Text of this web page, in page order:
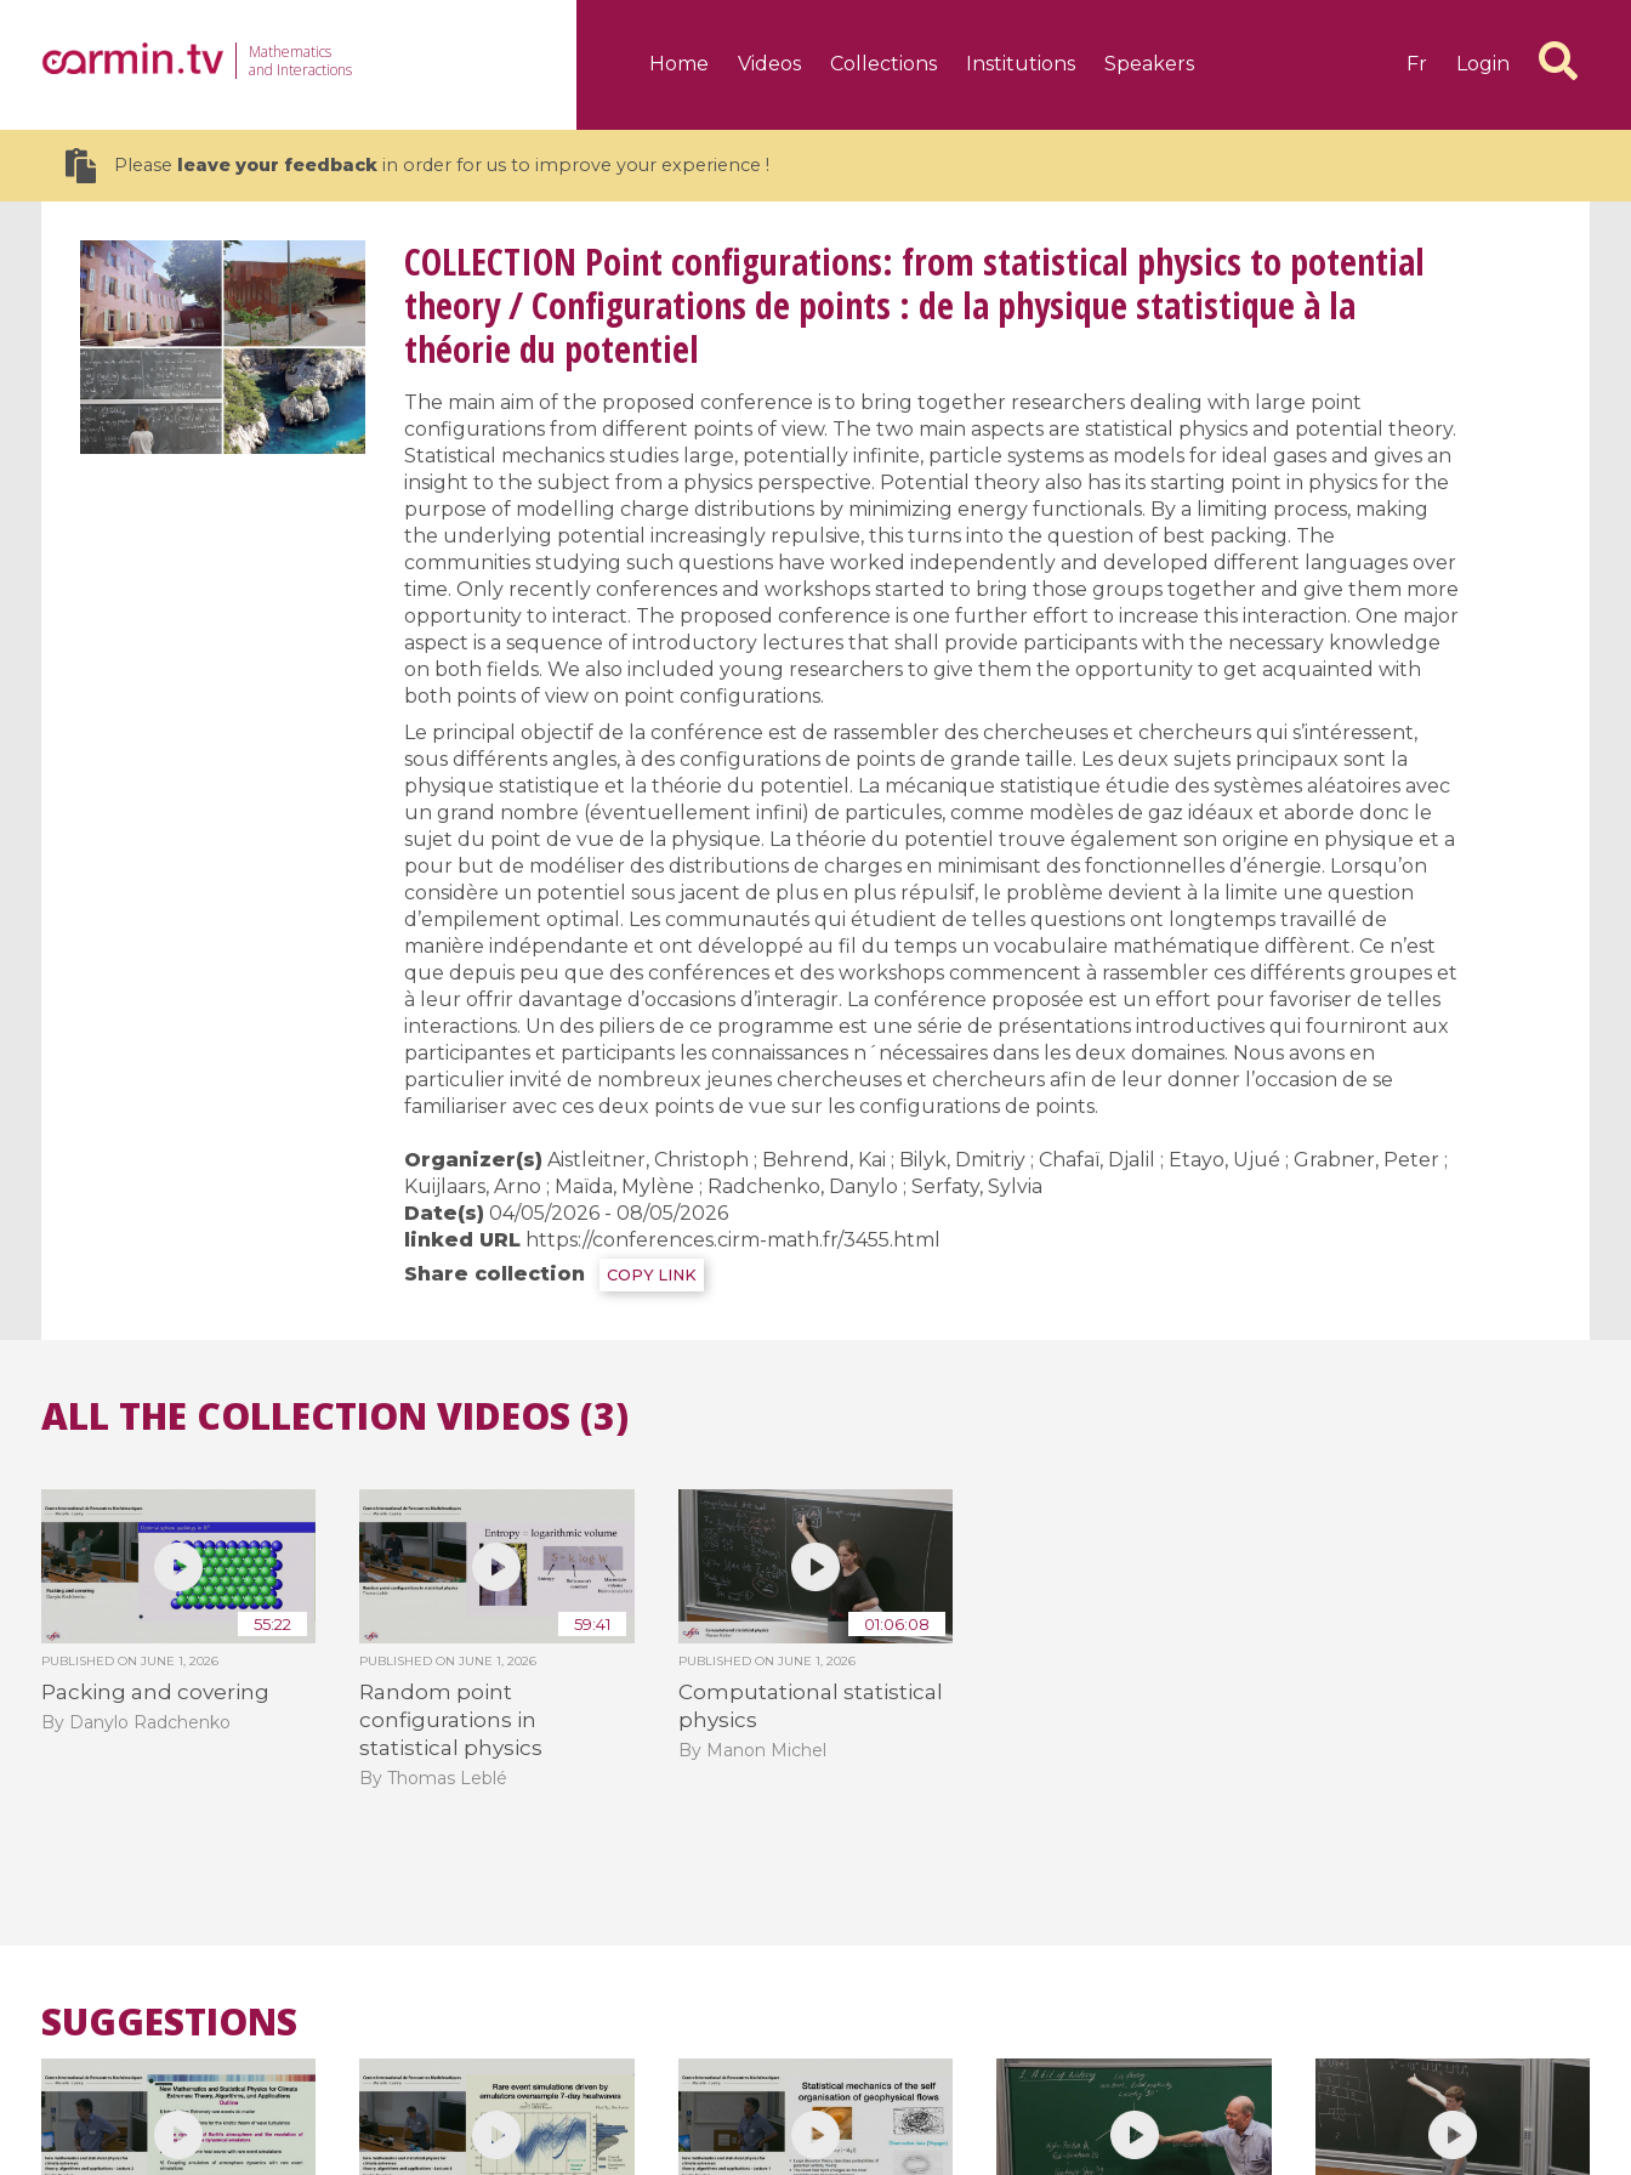
Mathematics
and Interactions
Home Videos Collections Institutions Speakers Fr Login
Please leave your feedbackin order for us to improve your experience !
19 videos
CEMRACS 2026 : Modeling and AI
for Environmental Transition /
Centre d'Eté Mathématique de
Coulomb branches and affine
quantum groups / Branches de
Coulomb et groupes quantiques
affines
Algebraic geometry and complex
geometry / Géométrie algébrique
et géométrie complexe
CIMPA-CIRM Fellowships «
Research in Residence »
Introduction to Dissipative
Dynamical Systems in Infinite
Dimensions and Their
Applications
All the collections
All the institutions
COLLECTION Point configurations: from statistical physics to potential
theory / Configurations de points : de la physique statistique à la
théorie du potentiel
The main aim of the proposed conference is to bring together researchers dealing with large point
configurations from different points of view. The two main aspects are statistical physics and potential theory.
Statistical mechanics studies large, potentially infinite, particle systems as models for ideal gases and gives an
insight to the subject from a physics perspective. Potential theory also has its starting point in physics for the
purpose of modelling charge distributions by minimizing energy functionals. By a limiting process, making
the underlying potential increasingly repulsive, this turns into the question of best packing. The
communities studying such questions have worked independently and developed different languages over
time. Only recently conferences and workshops started to bring those groups together and give them more
opportunity to interact. The proposed conference is one further effort to increase this interaction. One major
aspect is a sequence of introductory lectures that shall provide participants with the necessary knowledge
on both fields. We also included young researchers to give them the opportunity to get acquainted with
both points of view on point configurations.
Le principal objectif de la conférence est de rassembler des chercheuses et chercheurs qui s’intéressent,
sous différents angles, à des configurations de points de grande taille. Les deux sujets principaux sont la
physique statistique et la théorie du potentiel. La mécanique statistique étudie des systèmes aléatoires avec
un grand nombre (éventuellement infini) de particules, comme modèles de gaz idéaux et aborde donc le
sujet du point de vue de la physique. La théorie du potentiel trouve également son origine en physique et a
pour but de modéliser des distributions de charges en minimisant des fonctionnelles d’énergie. Lorsqu’on
considère un potentiel sous jacent de plus en plus répulsif, le problème devient à la limite une question
d’empilement optimal. Les communautés qui étudient de telles questions ont longtemps travaillé de
manière indépendante et ont développé au fil du temps un vocabulaire mathématique diffèrent. Ce n’est
que depuis peu que des conférences et des workshops commencent à rassembler ces différents groupes et
à leur offrir davantage d’occasions d’interagir. La conférence proposée est un effort pour favoriser de telles
interactions. Un des piliers de ce programme est une série de présentations introductives qui fourniront aux
participantes et participants les connaissances n´nécessaires dans les deux domaines. Nous avons en
particulier invité de nombreux jeunes chercheuses et chercheurs afin de leur donner l’occasion de se
familiariser avec ces deux points de vue sur les configurations de points.
Organizer(s) Aistleitner, Christoph ; Behrend, Kai ; Bilyk, Dmitriy ; Chafaï, Djalil ; Etayo, Ujué ; Grabner, Peter ;
Kuijlaars, Arno ; Maïda, Mylène ; Radchenko, Danylo ; Serfaty, Sylvia
Date(s) 04/05/2026 - 08/05/2026
linked URL https://conferences.cirm-math.fr/3455.html
Share collection
COPY LINK
ALL THE COLLECTION VIDEOS (3)
55:22
PUBLISHED ON JUNE 1, 2026
Packing and covering
By Danylo Radchenko
59:41
PUBLISHED ONJUNE 1, 2026
Random point
configurations in
statistical physics
By Thomas Leblé
01:06:08
PUBLISHED ON JUNE 1, 2026
Computational statistical
physics
By Manon Michel
SUGGESTIONS